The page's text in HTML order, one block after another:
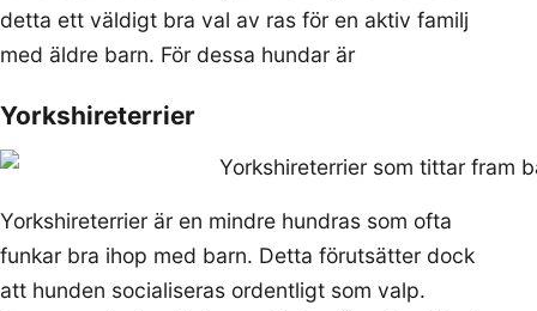
detta ett väldigt bra val av ras för en aktiv familj
med äldre barn. För dessa hundar är
Yorkshireterrier
Yorkshireterrier är en mindre hundras som ofta
funkar bra ihop med barn. Detta förutsätter dock
att hunden socialiseras ordentligt som valp.